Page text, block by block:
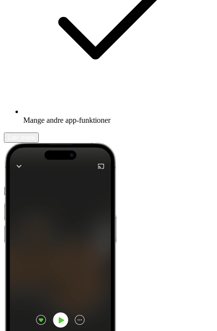
Mange andre app-funktioner